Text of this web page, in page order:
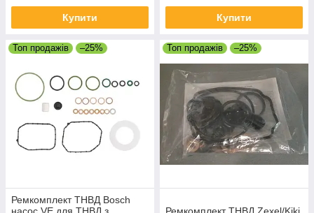
Купити Купити
Топ продажів –25%
Ремкомплект ТНВД Bosch
Топ продажів –25%